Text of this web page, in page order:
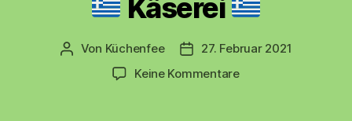
Käserei
Beitragsautor
Von Küchenfee Beitragsdatum
27. Februar 2021
Keine Kommentarezu